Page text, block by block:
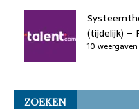
(tijdelijk) –
10 weergaven
ZOEKEN